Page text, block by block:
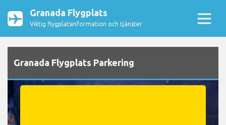
Granada Flygplats
Viktig flygplatsinformation och tjänster
Granada Flygplats Parkering